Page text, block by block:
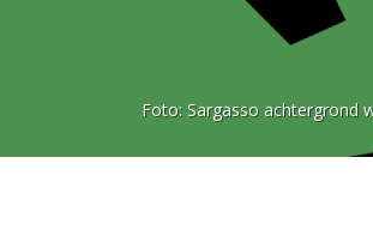
Foto: Sargasso achtergrond